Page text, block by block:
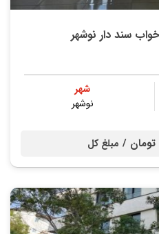
شهر
نوشهر
مبلغ کل